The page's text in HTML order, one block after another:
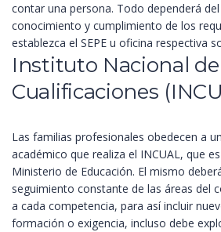
contar una persona. Todo dependerá
conocimiento y cumplimiento de los
establezca el SEPE u oficina respectiva
Instituto Nacional
Cualificaciones
Las familias profesionales obedecen a
académico que realiza el INCUAL, que
Ministerio de Educación. El mismo
seguimiento constante de las áreas del
a cada competencia, para así incluir
formación o exigencia, incluso debe